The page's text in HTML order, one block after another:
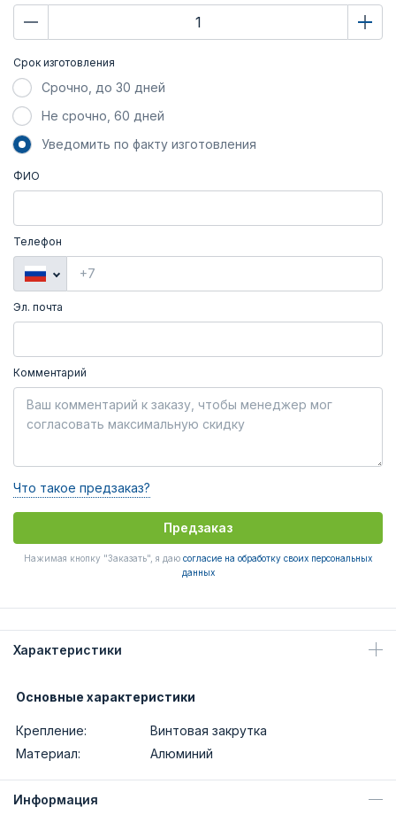
Срок изготовления
Срочно, до 30 дней
Не срочно, 60 дней
Уведомить по факту изготовления
ФИО
Телефон
Эл. почта
Комментарий
Что такое предзаказ?
Предзаказ
Нажимая кнопку "Заказать", я даю согласие на обработку своих персональных
данных
Характеристики
Основные характеристики
Крепление:
Винтовая закрутка
Материал:
Алюминий
Информация